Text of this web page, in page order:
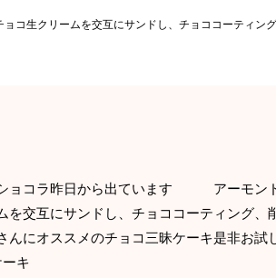
コ生クリームを交互にサンドし、チョココーティ
ョコラ昨日から出ています アーモンド
を交互にサンドし、チョココーティン
んにオススメのチョコ三昧ケーキ是非
キ